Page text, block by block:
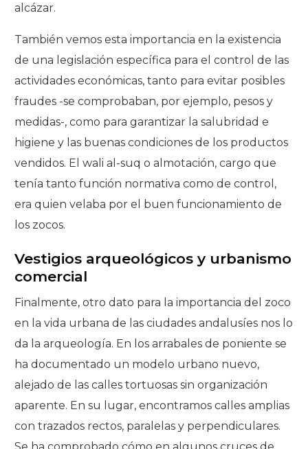
alcázar.
También vemos esta importancia en la existencia
de una legislación específica para el control de las
actividades económicas, tanto para evitar posibles
fraudes -se comprobaban, por ejemplo, pesos y
medidas-, como para garantizar la salubridad e
higiene y las buenas condiciones de los productos
vendidos. El wali al-suq o almotación, cargo que
tenía tanto función normativa como de control,
era quien velaba por el buen funcionamiento de
los zocos.
Vestigios arqueológicos y urbanismo
comercial
Finalmente, otro dato para la importancia del zoco
en la vida urbana de las ciudades andalusíes nos lo
da la arqueología. En los arrabales de poniente se
ha documentado un modelo urbano nuevo,
alejado de las calles tortuosas sin organización
aparente. En su lugar, encontramos calles amplias
con trazados rectos, paralelas y perpendiculares.